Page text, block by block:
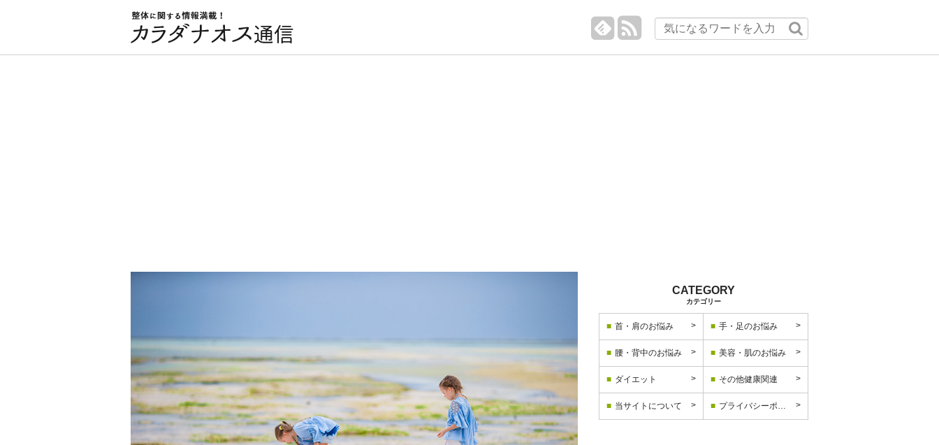
カテゴリー
首・肩のお悩み 手・足のお悩み
腰・背中のお悩み 美容・肌のお悩み
ダイエット その他健康関連
当サイトについて プライバシーポリシー